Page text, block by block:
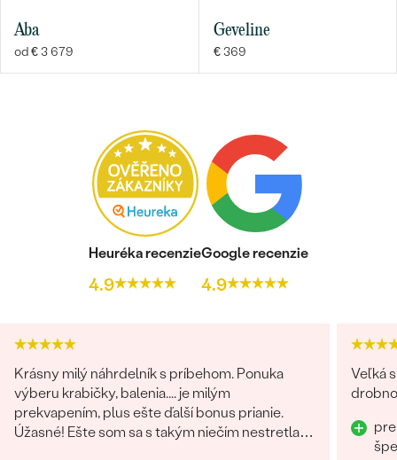
POČET:
KARÁTOVÁ VÁHA
0.09 ct
G-H
Vytvorený v laboratóriu
Aba
od € 3 679
Geveline
€ 369
Heuréka recenzie
4.9
Google recenzie
4.9
Krásny milý náhrdelník s príbehom. Ponuka
výberu krabičky, balenia.... je milým
prekvapením, plus ešte ďalší bonus prianie.
Úžasné! Ešte som sa s takým niečím nestretla...
Veľká